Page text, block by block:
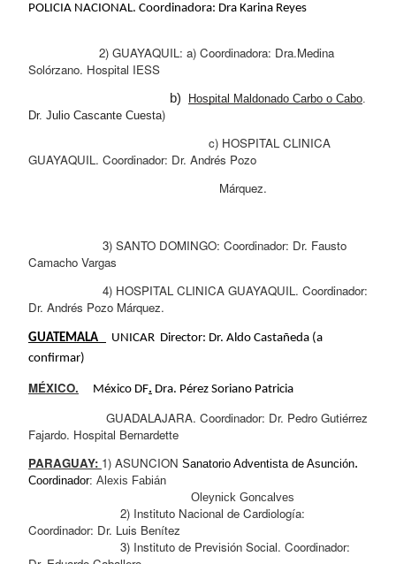
POLICIA NACIONAL. Coordinadora: Dra Karina Reyes
2) GUAYAQUIL: a) Coordinadora: Dra.Medina
Solórzano. Hospital IESS
b) Hospital Maldonado Carbo o Cabo
Dr. Julio Cascante Cuesta)
c) HOSPITAL CLINICA
GUAYAQUIL. Coordinador: Dr. Andrés Pozo
Márquez.
3) SANTO DOMINGO: Coordinador: Dr. Fausto
Camacho Vargas
4) HOSPITAL CLINICA GUAYAQUIL. Coordinador:
Dr. Andrés Pozo Márquez.
GUATEMALA
UNICAR  Director: Dr. Aldo Castañeda (a
confirmar)
MÉXICO. México DF. Dra. Pérez Soriano Patricia
GUADALAJARA. Coordinador: Dr. Pedro Gutiérrez
Fajardo. Hospital Bernardette
PARAGUAY: 1) ASUNCION Sanatorio Adventista de Asunción
Coordinador: Alexis Fabián
Oleynick Goncalves
2) Instituto Nacional de Cardiología:
Coordinador: Dr. Luis Benítez
3) Instituto de Previsión Social. Coordinador: